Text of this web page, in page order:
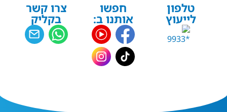
טלפון
לייעוץ
חפשו
אותנו ב:
צרו קשר
בקליק